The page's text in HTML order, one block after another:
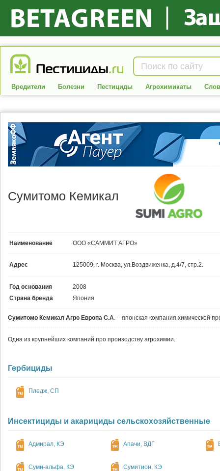
Вредители Болезни Пестициды Агрохимикаты
Сумитомо Кемикал
Наименование ООО «САММИТ АГРО»
Адрес 125009, г. Москва, ул.Воздвиженка, д.4/7, стр.2.
Год основания
2008
Страна бренда
Япония
Сумитомо Кемикал Агро Европа С.А. – японская компания химической
Одна из крупнейших компаний про произодству агрохимии.
Гербициды
Пледж, СП
Инсектициды и акарициды сельскохозяйственные
Адмирал, КЭ Апачи, ВДГ
Суми-альфа, КЭ Сумитион, КЭ